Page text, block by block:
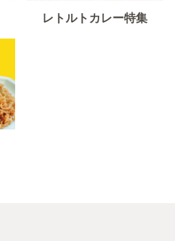
レトルトカレー特集